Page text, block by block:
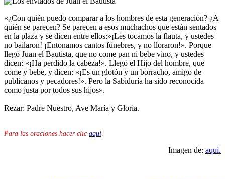
«¿Con quién puedo comparar a los hombres de esta generación? ¿A
quién se parecen? Se parecen a esos muchachos que están sentados
en la plaza y se dicen entre ellos:»¡Les tocamos la flauta, y ustedes
no bailaron! ¡Entonamos cantos fúnebres, y no lloraron!». Porque
llegó Juan el Bautista, que no come pan ni bebe vino, y ustedes
dicen: «¡Ha perdido la cabeza!». Llegó el Hijo del hombre, que
come y bebe, y dicen: «¡Es un glotón y un borracho, amigo de
publicanos y pecadores!». Pero la Sabiduría ha sido reconocida
como justa por todos sus hijos».
Rezar: Padre Nuestro, Ave María y Gloria.
Para las oraciones hacer clic aquí.
Imagen de: aquí.